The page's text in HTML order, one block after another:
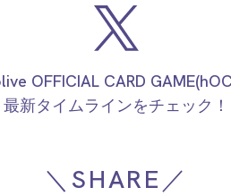
OFFICIAL CARD
最新タイムラインをチェック！
＼SHARE／